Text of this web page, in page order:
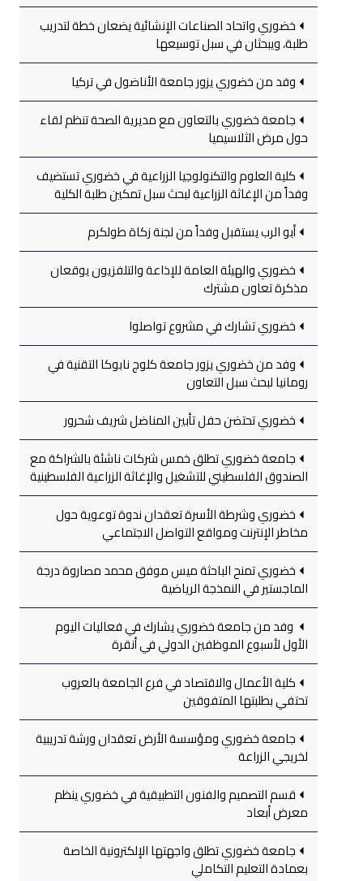
خضوري واتحاد الصناعات الإنشائية يضعان خطة لتدريب
طلبة، ويبحثان في سبل توسيعها
وفد من خضوري يزور جامعة الأناضول في تركيا
جامعة خضوري بالتعاون مع مديرية الصحة تنظم لقاء
حول مرض الثلاسيميا
كلية العلوم والتكنولوجيا الزراعية في خضوري تستضيف
وفداً من الإغاثة الزراعية لبحث سبل تمكين طلبة الكلية
أبو الرب يستقبل وفداً من لجنة زكاة طولكرم
خضوري والهيئة العامة للإذاعة والتلفزيون يوقعان
مذكرة تعاون مشترك
خضوري تشارك في مشروع تواصلوا
وفد من خضوري يزور جامعة كلوج نابوكا التقنية في
رومانيا لبحث سبل التعاون
خضوري تحتضن حفل تأبين المناضل شريف شحرور
جامعة خضوري تطلق خمس شركات ناشئة بالشراكة مع
الصندوق الفلسطيني للتشغيل والإغاثة الزراعية الفلسطينية
خضوري وشرطة الأسرة تعقدان ندوة توعوية حول
مخاطر الإنترنت ومواقع التواصل الاجتماعي
خضوري تمنح الباحثة ميس موفق محمد مصاروة درجة
الماجستير في النمذجة الرياضية
وفد من جامعة خضوري يشارك في فعاليات اليوم
الأول لأسبوع الموظفين الدولي في أنقرة
كلية الأعمال والاقتصاد في فرع الجامعة بالعروب
تحتفي بطلبتها المتفوقين
جامعة خضوري ومؤسسة الأرض تعقدان ورشة تدريبية
لخريجي الزراعة
قسم التصميم والفنون التطبيقية في خضوري ينظم
معرض أبعاد
جامعة خضوري تطلق واجهتها الإلكترونية الخاصة
بعمادة التعليم التكاملي